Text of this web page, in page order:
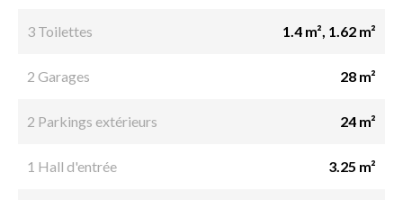
3 Toilettes 1.4 m², 1.62 m²
2 Garages 28 m²
2 Parkings extérieurs 24 m²
1 Hall d'entrée 3.25 m²